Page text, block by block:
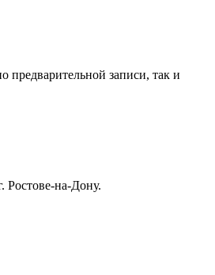
записи, так и
на-Дону.